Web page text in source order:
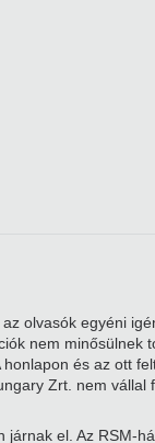
olvasók egyéni
nem minősülnek
és az ott
Zrt. nem vállal
el. Az RSM-